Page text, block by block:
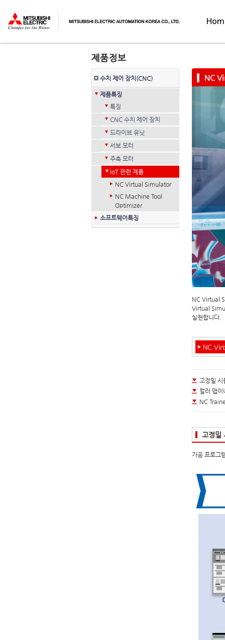
수치 제어 장치(CNC)
제품특징
특징
CNC 수치 제어 장치
드라이브 유닛
서보 모터
주축 모터
IoT 관련 제품
NC Virtual Simulator
NC Machine Tool
Optimizer
소프트웨어특징
NC
NC Virtual
Virtual
실현합니다.
NC
고정밀 시
컬러 맵이
NC
고정밀
가공 프로그